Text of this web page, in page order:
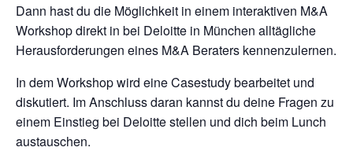
Dann hast du die Möglichkeit in einem interaktiven M&A
Workshop direkt in bei Deloitte in München alltägliche
Herausforderungen eines M&A Beraters kennenzulernen.
In dem Workshop wird eine Casestudy bearbeitet und
diskutiert. Im Anschluss daran kannst du deine Fragen zu
einem Einstieg bei Deloitte stellen und dich beim Lunch
austauschen.